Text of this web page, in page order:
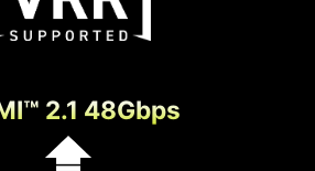
2.1 48Gbps